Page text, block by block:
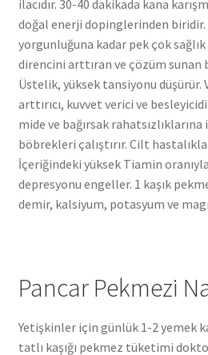
ilacıdır. 30-40 dakikada kana
doğal enerji dopinglerinden biridir.
yorgunluğuna kadar pek çok
direncini arttıran ve çözüm sunan
Üstelik, yüksek tansiyonu düşürür.
arttırıcı, kuvvet verici ve
mide ve bağırsak
böbrekleri çalıştırır. Cilt
İçeriğindeki yüksek Tiamin
depresyonu engeller. 1 kaşık
demir, kalsiyum, potasyum ve
Pancar Pekmezi
Yetişkinler için günlük 1-2 yemek
tatlı kaşığı pekmez tüketimi